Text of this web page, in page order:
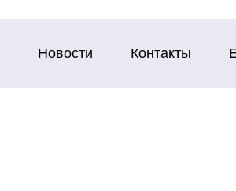
Новости Контакты